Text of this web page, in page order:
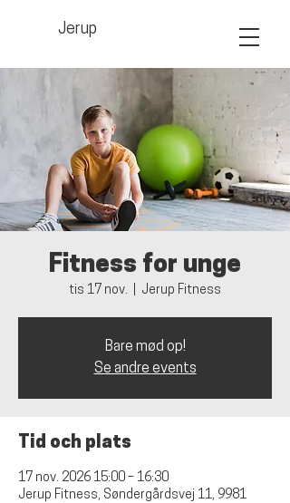
Jerup
Fitness for unge
tis 17 nov. Jerup Fitness
Bare mød op!
Se andre events
Tid och plats
17 nov. 2026 15:00 – 16:30
Jerup Fitness, Søndergårdsvej 11, 9981